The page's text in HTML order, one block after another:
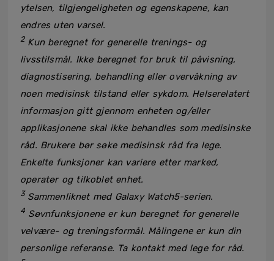
ytelsen, tilgjengeligheten og egenskapene, kan
endres uten varsel.
2 Kun beregnet for generelle trenings- og
livsstilsmål. Ikke beregnet for bruk til påvisning,
diagnostisering, behandling eller overvåkning av
noen medisinsk tilstand eller sykdom. Helserelatert
informasjon gitt gjennom enheten og/eller
applikasjonene skal ikke behandles som medisinske
råd. Brukere bør søke medisinsk råd fra lege.
Enkelte funksjoner kan variere etter marked,
operatør og tilkoblet enhet.
3Sammenliknet med Galaxy Watch5-serien.
4 Søvnfunksjonene er kun beregnet for generelle
velvære- og treningsformål. Målingene er kun din
personlige referanse. Ta kontakt med lege for råd.